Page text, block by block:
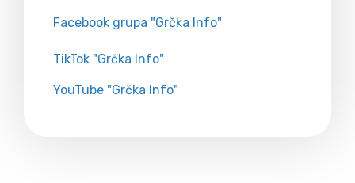
Facebook grupa "Grčka Info"
TikTok "Grčka Info"
YouTube "Grčka Info"